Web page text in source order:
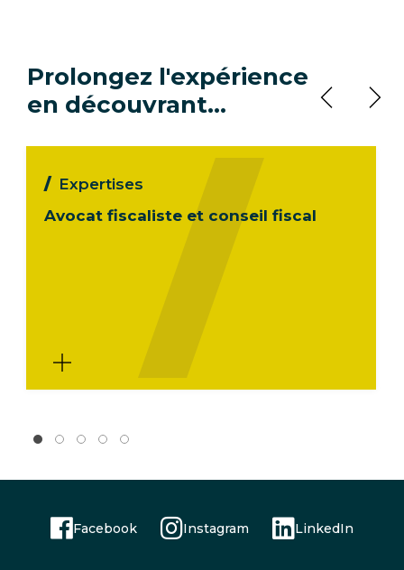
Prolongez l'expérience
en découvrant…
Expertises
Avocat fiscaliste et conseil fiscal
Facebook Instagram LinkedIn